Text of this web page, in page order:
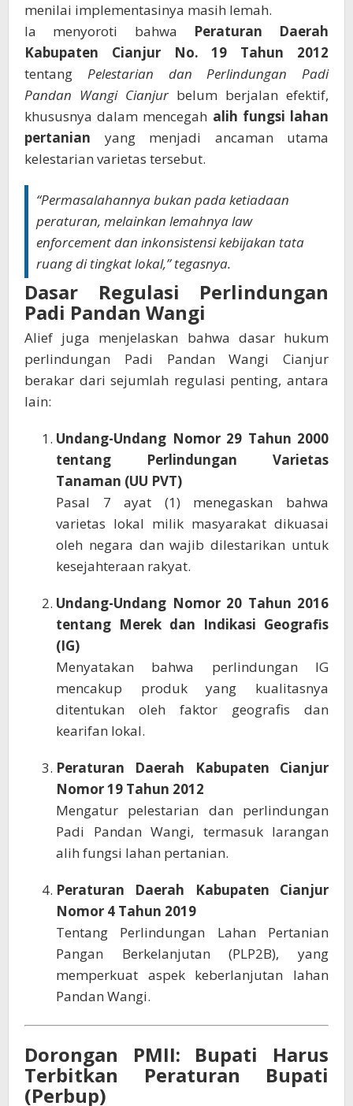
menilai implementasinya masih lemah.
Ia menyoroti bahwa Peraturan Daerah
Kabupaten Cianjur No. 19 Tahun 2012
tentang Pelestarian dan Perlindungan Padi
Pandan Wangi Cianjur belum berjalan efektif,
khususnya dalam mencegah alih fungsi lahan
pertanian yang menjadi ancaman utama
kelestarian varietas tersebut.
“Permasalahannya bukan pada ketiadaan
peraturan, melainkan lemahnya law
enforcement dan inkonsistensi kebijakan tata
ruang di tingkat lokal,” tegasnya.
Dasar Regulasi Perlindungan
Padi Pandan Wangi
Alief juga menjelaskan bahwa dasar hukum
perlindungan Padi Pandan Wangi Cianjur
berakar dari sejumlah regulasi penting, antara
lain:
Undang-Undang Nomor 29 Tahun 2000
tentang Perlindungan Varietas
Tanaman (UU PVT)
Pasal 7 ayat (1) menegaskan bahwa
varietas lokal milik masyarakat dikuasai
oleh negara dan wajib dilestarikan untuk
kesejahteraan rakyat.
Undang-Undang Nomor 20 Tahun 2016
tentang Merek dan Indikasi Geografis
(IG)
Menyatakan bahwa perlindungan IG
mencakup produk yang kualitasnya
ditentukan oleh faktor geografis dan
kearifan lokal.
Peraturan Daerah Kabupaten Cianjur
Nomor 19 Tahun 2012
Mengatur pelestarian dan perlindungan
Padi Pandan Wangi, termasuk larangan
alih fungsi lahan pertanian.
Peraturan Daerah Kabupaten Cianjur
Nomor 4 Tahun 2019
Tentang Perlindungan Lahan Pertanian
Pangan Berkelanjutan (PLP2B), yang
memperkuat aspek keberlanjutan lahan
Pandan Wangi.
Dorongan PMII: Bupati Harus
Terbitkan Peraturan Bupati
(Perbup)